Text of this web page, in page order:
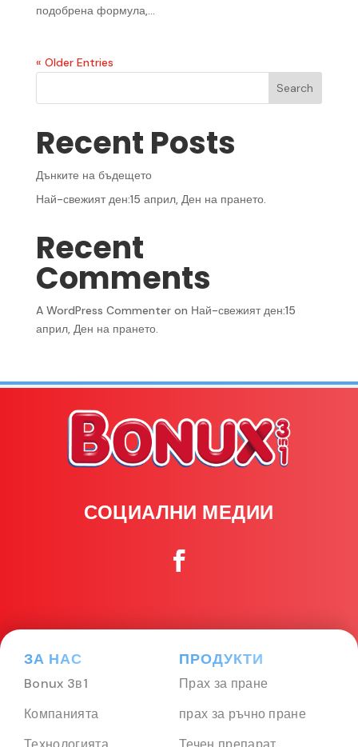
подобрена формула,...
« Older Entries
Search
Recent Posts
Дънките на бъдещето
Най-свежият ден:15 април, Ден на прането.
Recent
Comments
A WordPress Commenteron Най-свежият ден:15
април, Ден на прането.
СОЦИАЛНИ МЕДИИ
ЗА НАС
Bonux 3в1
Компанията
ПРОДУКТИ
Прах за пране
прах за ръчно пране